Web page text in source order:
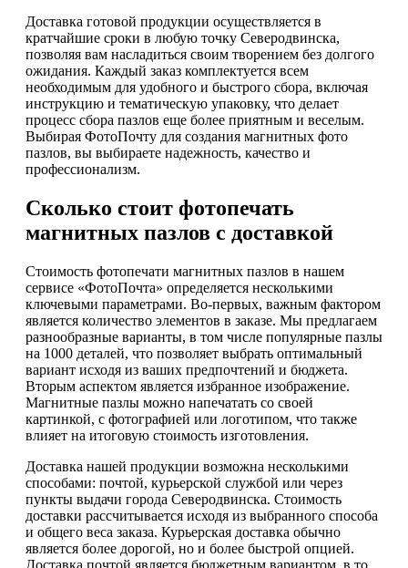
Доставка готовой продукции осуществляется в
кратчайшие сроки в любую точку Северодвинска,
позволяя вам насладиться своим творением без долгого
ожидания. Каждый заказ комплектуется всем
необходимым для удобного и быстрого сбора, включая
инструкцию и тематическую упаковку, что делает
процесс сбора пазлов еще более приятным и веселым.
Выбирая ФотоПочту для создания магнитных фото
пазлов, вы выбираете надежность, качество и
профессионализм.
Сколько стоит фотопечать
магнитных пазлов с доставкой
Стоимость фотопечати магнитных пазлов в нашем
сервисе «ФотоПочта» определяется несколькими
ключевыми параметрами. Во-первых, важным фактором
является количество элементов в заказе. Мы предлагаем
разнообразные варианты, в том числе популярные пазлы
на 1000 деталей, что позволяет выбрать оптимальный
вариант исходя из ваших предпочтений и бюджета.
Вторым аспектом является избранное изображение.
Магнитные пазлы можно напечатать со своей
картинкой, с фотографией или логотипом, что также
влияет на итоговую стоимость изготовления.
Доставка нашей продукции возможна несколькими
способами: почтой, курьерской службой или через
пункты выдачи города Северодвинска. Стоимость
доставки рассчитывается исходя из выбранного способа
и общего веса заказа. Курьерская доставка обычно
является более дорогой, но и более быстрой опцией.